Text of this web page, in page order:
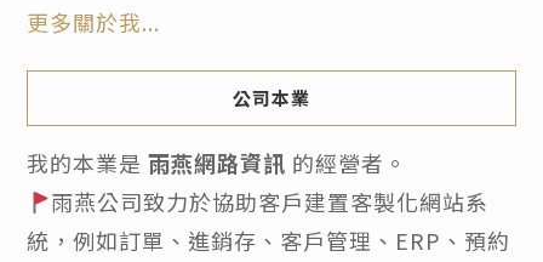
更多關於我...
公司本業
我的本業是 雨燕網路資訊 的經營者。
雨燕公司致力於協助客戶建置客製化網站系
統，例如訂單、進銷存、客戶管理、ERP、預約